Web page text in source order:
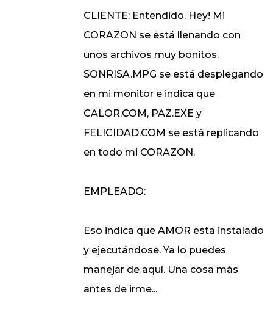
CLIENTE: Entendido. Hey! Mi
CORAZON se está llenando con
unos archivos muy bonitos.
SONRISA.MPG se está desplegando
en mi monitor e indica que
CALOR.COM, PAZ.EXE y
FELICIDAD.COM se está replicando
en todo mi CORAZON.
EMPLEADO:
Eso indica que AMOR esta instalado
y ejecutándose. Ya lo puedes
manejar de aquí. Una cosa más
antes de irme...